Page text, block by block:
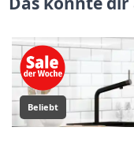
Beliebt